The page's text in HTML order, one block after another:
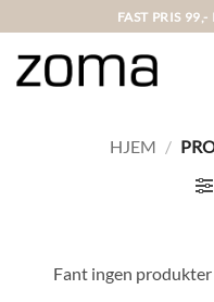
to
content
FAST PRIS
HJEM /
Fant ingen produkter